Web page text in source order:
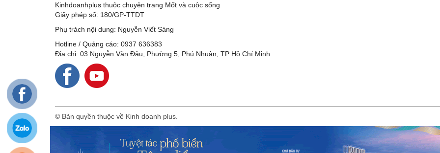
Kinhdoanhplus thuộc chuyên trang Mốt và cuộc sống
Giấy phép số: 180/GP-TTDT
Phụ trách nội dung: Nguyễn Viết Sáng
Hotline / Quảng cáo: 0937 636383
Địa chỉ: 03 Nguyễn Văn Đậu, Phường 5, Phú Nhuận, TP Hồ Chí Minh
© Bản quyền thuộc về Kinh doanh plus.